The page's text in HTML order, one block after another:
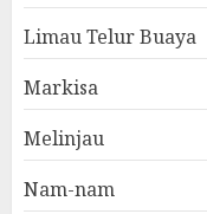
Limau Telur Buaya
Markisa
Melinjau
Nam-nam